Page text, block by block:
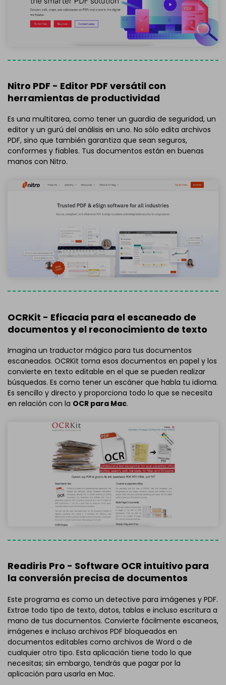
Nitro PDF - Editor PDF versátil con
herramientas de productividad
Es una multitarea, como tener un guardia de seguridad, un
editor y un gurú del análisis en uno. No sólo edita archivos
PDF, sino que también garantiza que sean seguros,
conformes y fiables. Tus documentos están en buenas
manos con Nitro.
OCRKit - Eficacia para el escaneado de
documentos y el reconocimiento de texto
Imagina un traductor mágico para tus documentos
escaneados. OCRKit toma esos documentos en papel y los
convierte en texto editable en el que se pueden realizar
búsquedas. Es como tener un escáner que habla tu idioma.
Es sencillo y directo y proporciona todo lo que se necesita
en relación con la OCR para Mac.
Readiris Pro - Software OCR intuitivo para
la conversión precisa de documentos
Este programa es como un detective para imágenes y PDF.
Extrae todo tipo de texto, datos, tablas e incluso escritura a
mano de tus documentos. Convierte fácilmente escaneos,
imágenes e incluso archivos PDF bloqueados en
documentos editables como archivos de Word o de
cualquier otro tipo. Esta aplicación tiene todo lo que
necesitas; sin embargo, tendrás que pagar por la
aplicación para usarla en Mac.